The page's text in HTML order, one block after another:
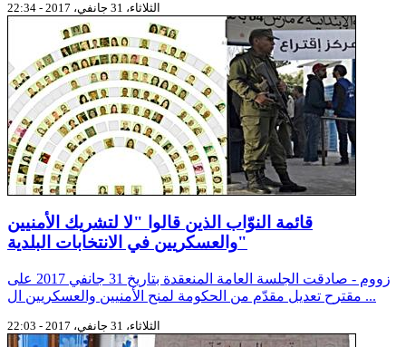
الثلاثاء، 31 جانفي، 2017 - 22:34
قائمة النوّاب الذين قالوا "لا لتشريك الأمنيين
والعسكريين في الانتخابات البلدية"
زووم - صادقت الجلسة العامة المنعقدة بتاريخ 31 جانفي 2017 على
مقترح تعديل مقدّم من الحكومة لمنح الأمنيين والعسكريين ال ...
الثلاثاء، 31 جانفي، 2017 - 22:03